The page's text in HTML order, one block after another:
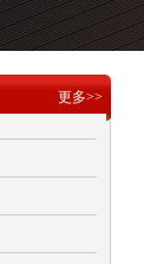
更多>>